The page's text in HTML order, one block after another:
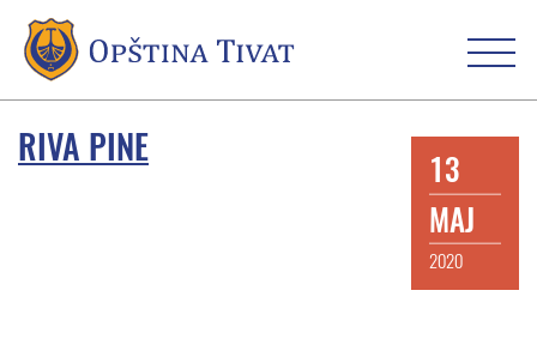
RIVA PINE
13
MAJ
2020